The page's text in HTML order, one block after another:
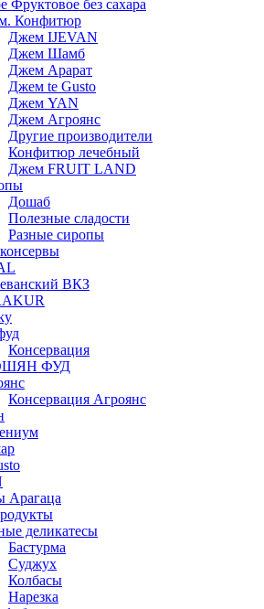
Фруктовое без сахара
Конфитюр
Джем IJEVAN
Джем Шамб
Джем Арарат
Джем te Gusto
Джем YAN
Джем Агроянс
Другие производители
Конфитюр лечебный
Джем FRUIT LAND
Дошаб
Полезные сладости
Разные сиропы
ВКЗ
Консервация
ФУД
Консервация Агроянс
Арагаца
деликатесы
Бастурма
Суджух
Колбасы
Нарезка